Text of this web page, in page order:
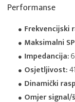
Performanse
Frekvencijski
Maksimalni
Impedancija:
Osjetljivost:
Dinamički
Omjer signal/